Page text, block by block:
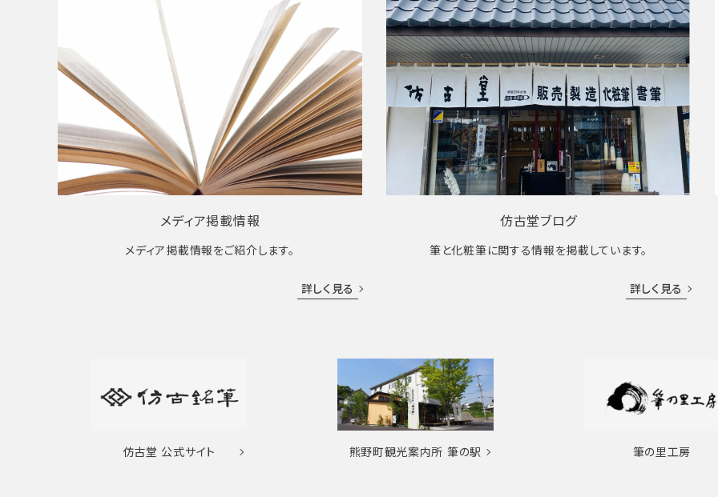
メディア掲載情報
メディア掲載情報をご紹介します。
詳しく見る
仿古堂ブログ
筆と化粧筆に関する情報を掲載しています。
詳しく見る
仿古堂 公式サイト 熊野町観光案内所 筆の駅 筆の里工房